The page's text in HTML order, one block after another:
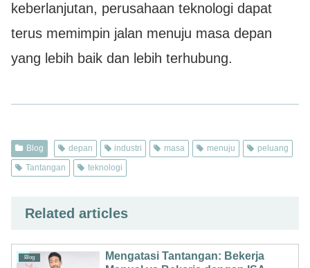
keberlanjutan, perusahaan teknologi dapat
terus memimpin jalan menuju masa depan
yang lebih baik dan lebih terhubung.
Blog depan industri masa menuju
peluang
Tantangan
teknologi
Related articles
Blog
Mengatasi Tantangan: Bekerja